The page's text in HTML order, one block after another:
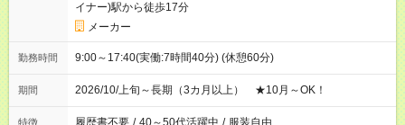
イナー)駅から徒歩17分
メーカー
勤務時間 9:00～17:40(実働:7時間40分) (休憩60分)
期間 2026/10/上旬～長期（3カ月以上） ★10月～OK！
特徴 履歴書不要 / 40～50代活躍中 / 服装自由